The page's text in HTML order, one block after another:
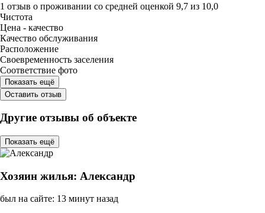
1 отзыв о проживании со средней оценкой 9,7 из 10,0
Чистота
Цена - качество
Качество обслуживания
Расположение
Своевременность заселения
Соответствие фото
Показать ещё
Оставить отзыв
Другие отзывы об объекте
Показать ещё
Хозяин жилья: Александр
был на сайте: 13 минут назад